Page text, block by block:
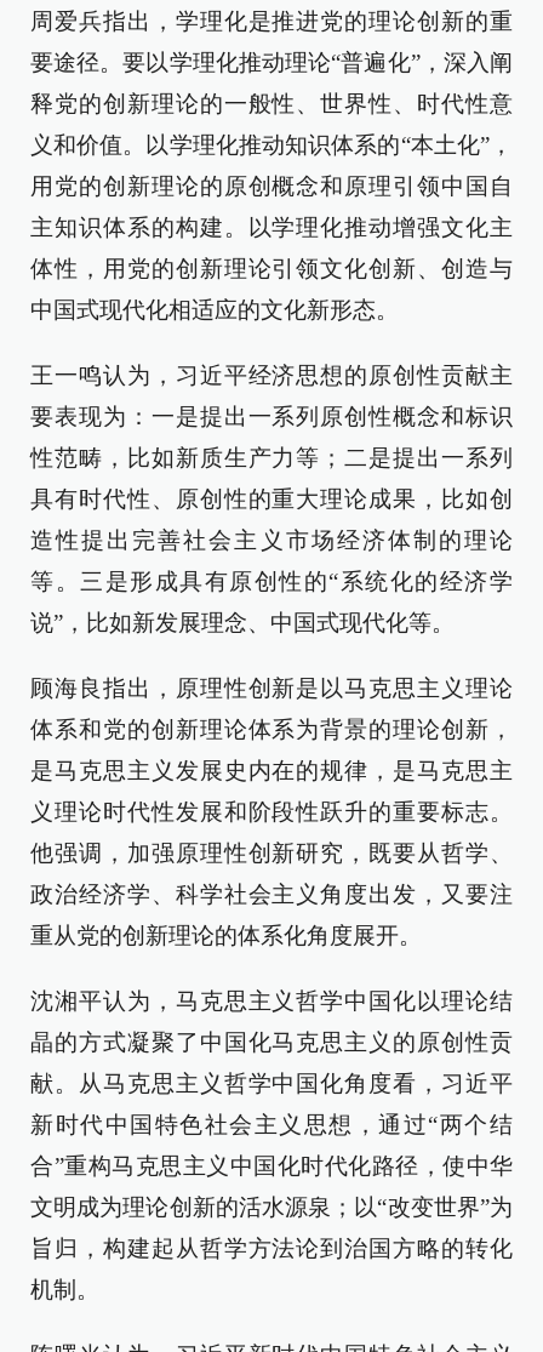
周爱兵指出，学理化是推进党的理论创新的重
要途径。要以学理化推动理论“普遍化”，深入阐
释党的创新理论的一般性、世界性、时代性意
义和价值。以学理化推动知识体系的“本土化”，
用党的创新理论的原创概念和原理引领中国自
主知识体系的构建。以学理化推动增强文化主
体性，用党的创新理论引领文化创新、创造与
中国式现代化相适应的文化新形态。
王一鸣认为，习近平经济思想的原创性贡献主
要表现为：一是提出一系列原创性概念和标识
性范畴，比如新质生产力等；二是提出一系列
具有时代性、原创性的重大理论成果，比如创
造性提出完善社会主义市场经济体制的理论
等。三是形成具有原创性的“系统化的经济学
说”，比如新发展理念、中国式现代化等。
顾海良指出，原理性创新是以马克思主义理论
体系和党的创新理论体系为背景的理论创新，
是马克思主义发展史内在的规律，是马克思主
义理论时代性发展和阶段性跃升的重要标志。
他强调，加强原理性创新研究，既要从哲学、
政治经济学、科学社会主义角度出发，又要注
重从党的创新理论的体系化角度展开。
沈湘平认为，马克思主义哲学中国化以理论结
晶的方式凝聚了中国化马克思主义的原创性贡
献。从马克思主义哲学中国化角度看，习近平
新时代中国特色社会主义思想，通过“两个结
合”重构马克思主义中国化时代化路径，使中华
文明成为理论创新的活水源泉；以“改变世界”为
旨归，构建起从哲学方法论到治国方略的转化
机制。